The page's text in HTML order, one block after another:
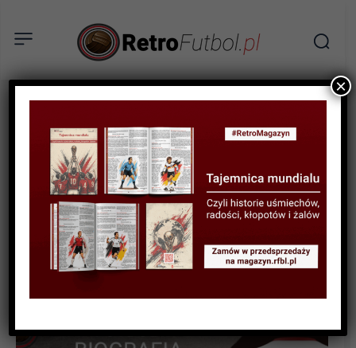
BIOGRAFIE PIŁKARZY
Gordon Banks. „Banks of
England” – najlepszy
angielski bramkarz w
historii
×